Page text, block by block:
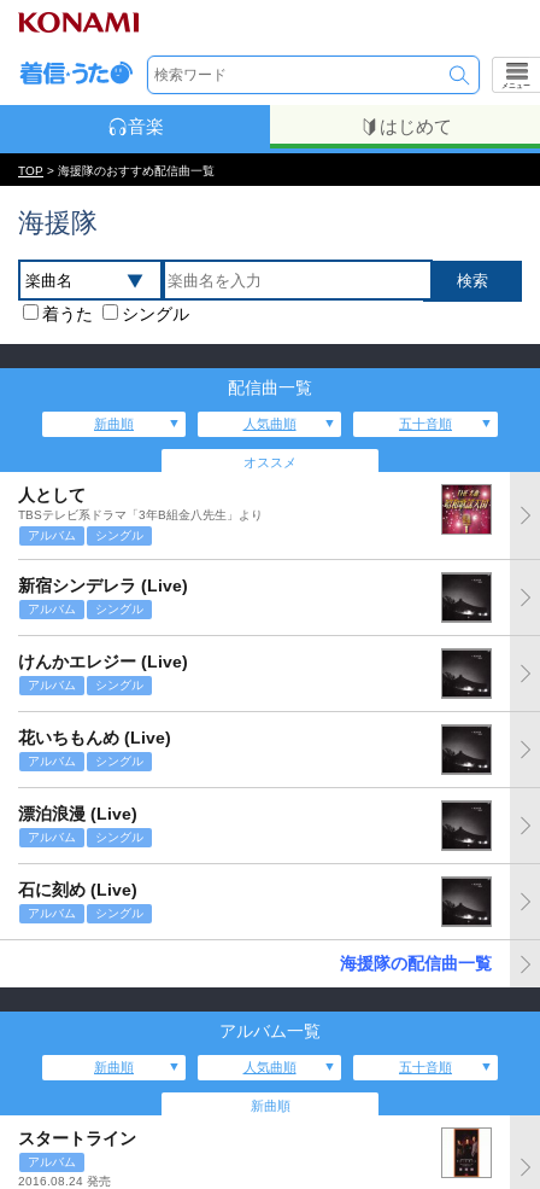
メニュー
音楽 はじめて
TOP > 海援隊のおすすめ配信曲一覧
海援隊
着うた シングル
配信曲一覧
新曲順 人気曲順 五十音順
オススメ
人として
TBSテレビ系ドラマ「3年B組金八先生」より
アルバム
シングル
新宿シンデレラ (Live)
アルバム シングル
けんかエレジー (Live)
アルバム シングル
花いちもんめ (Live)
アルバム シングル
漂泊浪漫 (Live)
アルバム シングル
石に刻め (Live)
アルバム シングル
海援隊の配信曲一覧
アルバム一覧
新曲順 人気曲順 五十音順
新曲順
スタートライン
アルバム
2016.08.24 発売